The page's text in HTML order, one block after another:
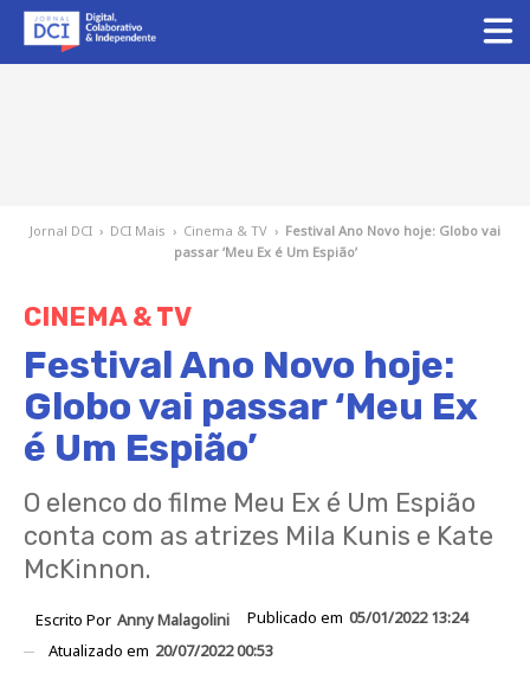
Jornal DCI › DCI Mais › Cinema & TV › Festival Ano Novo hoje: Globo vai
passar ‘Meu Ex é Um Espião’
CINEMA & TV
Festival Ano Novo hoje:
Globo vai passar ‘Meu Ex
é Um Espião’
O elenco do filme Meu Ex é Um Espião
conta com as atrizes Mila Kunis e Kate
McKinnon.
Escrito Por Anny Malagolini Publicado em 05/01/2022 13:24
Atualizado em 20/07/2022 00:53